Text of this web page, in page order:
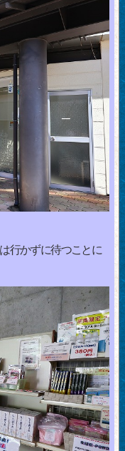
行かずに待つことに